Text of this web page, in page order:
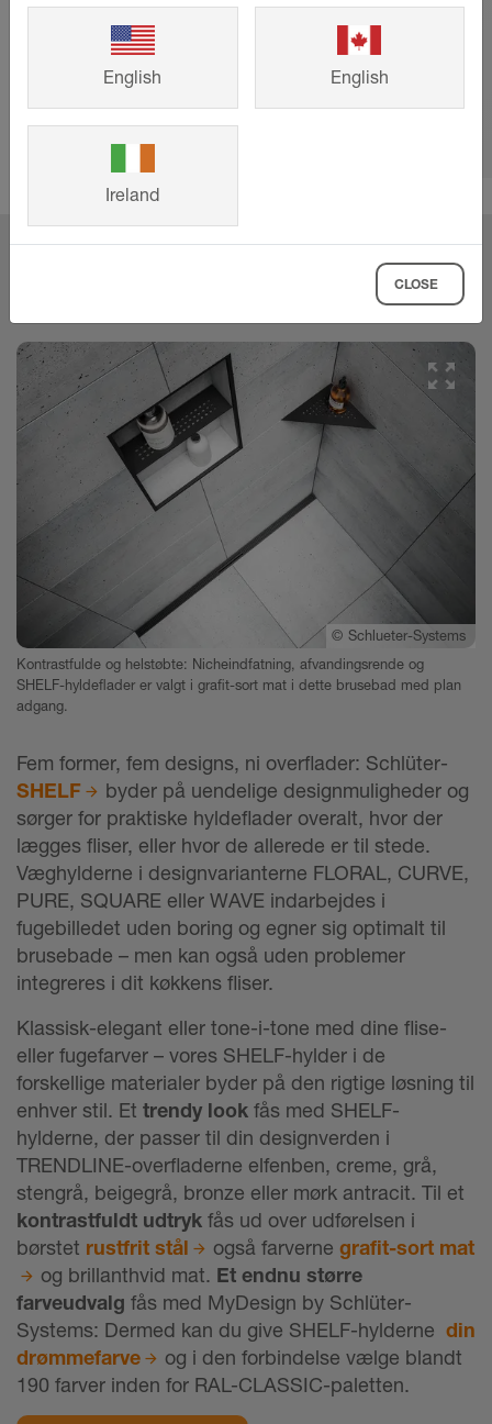
kombinerer ekstraordinært design
med overflader af høj kvalitet og
tilfører dit bruseafløb sit helt eget
præg.
SE MERE
© Schlueter-Systems
Kontrastfulde og helstøbte: Nicheindfatning, afvandingsrende og
SHELF-hyldeflader er valgt i grafit-sort mat i dette brusebad med plan
adgang.
Fem former, fem designs, ni overflader: Schlüter-
SHELF
byder på uendelige designmuligheder og
sørger for praktiske hyldeflader overalt, hvor der
lægges fliser, eller hvor de allerede er til stede.
Væghylderne i designvarianterne FLORAL, CURVE,
PURE, SQUARE eller WAVE indarbejdes i
fugebilledet uden boring og egner sig optimalt til
brusebade – men kan også uden problemer
integreres i dit køkkens fliser.
Klassisk-elegant eller tone-i-tone med dine flise-
eller fugefarver – vores SHELF-hylder i de
forskellige materialer byder på den rigtige løsning til
enhver stil. Et trendy look fås med SHELF-
hylderne, der passer til din designverden i
TRENDLINE-overfladerne elfenben, creme, grå,
stengrå, beigegrå, bronze eller mørk antracit. Til et
kontrastfuldt udtryk fås ud over udførelsen i
børstet rustfrit stål også farvernegrafit-sort mat
og brillanthvid mat. Et endnu større
farveudvalg fås med MyDesign by Schlüter-
Systems: Dermed kan du give SHELF-hylderne din
drømmefarve
og i den forbindelse vælge blandt
190 farver inden for RAL-CLASSIC-paletten.
English English
Ireland
CLOSE